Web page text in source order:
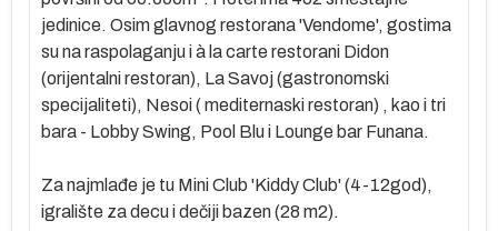
jedinice. Osim glavnog restorana 'Vendome', gostima
su na raspolaganju i à la carte restorani Didon
(orijentalni restoran), La Savoj (gastronomski
specijaliteti), Nesoi ( mediternaski restoran) , kao i tri
bara - Lobby Swing, Pool Blu i Lounge bar Funana.
Za najmlađe je tu Mini Club 'Kiddy Club' (4-12god),
igralište za decu i dečiji bazen (28 m2).